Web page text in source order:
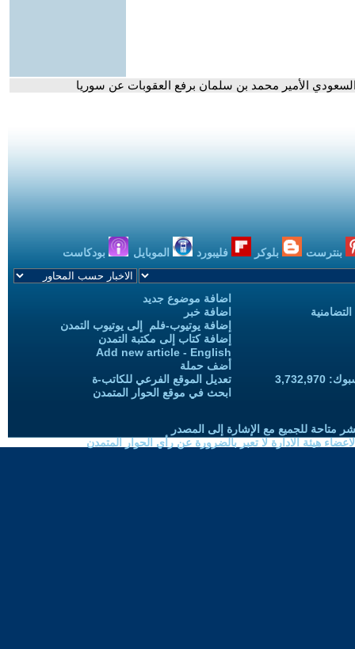
الأمير محمد بن سلمان برفع العقوبات عن سوريا
بنترست بلوكر فليبورد الموبايل بودكاست
اضافة موضوع جديد
اضافة خبر
إضافة يوتيوب-فلم إلى يوتيوب التمدن
إضافة كتاب إلى مكتبة التمدن
Add new article - English
أضف حملة
تعديل الموقع الفرعي للكاتب-ة
ابحث في موقع الحوار المتمدن
متاحة للجميع مع الإشارة إلى المصدر
هيئة الادارة لا تعبر بالضرورة عن رأي الحوار المتمدن